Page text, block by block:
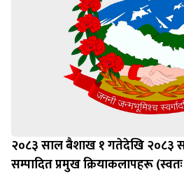
२०८३ साल बैशाख १ गतेदेखि २०८३
सम्पादित प्रमुख क्रियाकलापहरू